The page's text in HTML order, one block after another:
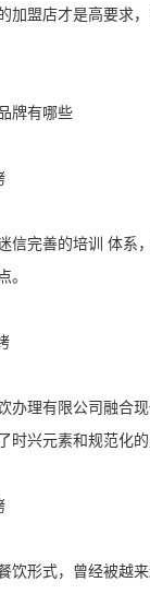
加盟店才是高要求
牌有哪些
信完善的培训 体系
。
办理有限公司融合
时兴元素和规范化的
饮形式，曾经被越